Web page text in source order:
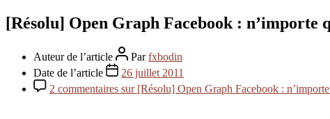
[Résolu] Open Graph Facebook :
Auteur de l’article Parfxbodin
Date de l’article
26 juillet 2011
2 commentaires sur [Résolu] Open Graph Facebook :